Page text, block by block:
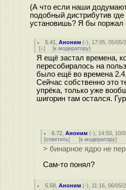
(А что если наши
подобный дистрибутив
установишь? Я бы поржал
5.41 ,Аноним (-), 17:05, 05/05/
[↓] [к модератору]
Я ещё застал времена,
пересобиралось на
было ещё во времена
Сейчас собственно это
упрёка, только уже
шигорин там остался.
6.72 ,Аноним (-), 14:50, 10/
[ответить] [к модератору]
> бинарное ядро не
Сам-то понял?
5.58 ,Аноним (-), 11:16, 06/05/